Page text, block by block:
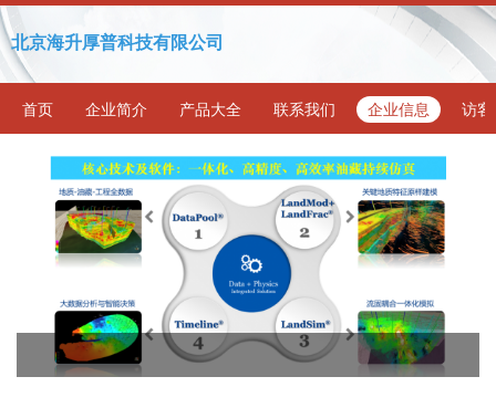
北京海升厚普科技有限公司
首页 企业简介 产品大全 联系我们 企业信息 访客